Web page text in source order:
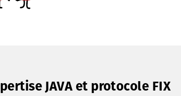
JAVA et protocole FIX